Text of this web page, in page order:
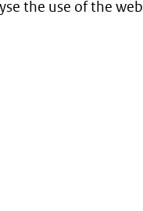
the use of the